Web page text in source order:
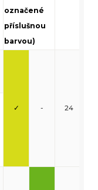
označené
příslušnou
barvou)
✓ - 24